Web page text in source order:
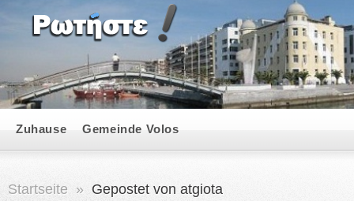
Zuhause Gemeinde Volos
Startseite » Gepostet von atgiota